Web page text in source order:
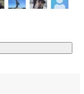
携わる教員向け支援
ビ等の福祉・介護施